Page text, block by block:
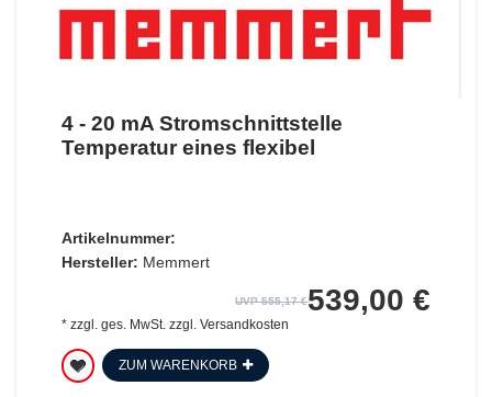
4 - 20 mA Stromschnittstelle
Temperatur eines flexibel
Artikelnummer:
Hersteller: Memmert
UVP 555,17 €539,00 €
* zzgl. ges. MwSt.zzgl. Versandkosten
ZUM WARENKORB